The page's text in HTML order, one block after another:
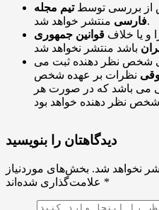
از بررسی توسطتیم مجله
فارسیمنتشر خواهد شد.
و یا خلاف قوانین جمهوری
شخص نظر دهنده ثبت می
نظرات بر عهده شخص
می باشد که در صورت هر
دیدگاهتان را بنویسید
نخواهد شد. بخش‌های موردنیاز
*